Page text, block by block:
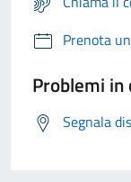
Prenota
Problemi
Segnala